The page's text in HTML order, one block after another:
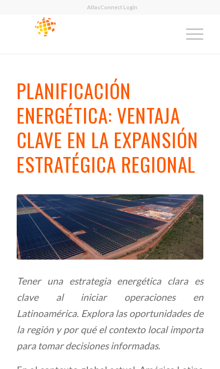
AtlasConnect Login
PLANIFICACIÓN
ENERGÉTICA: VENTAJA
CLAVE EN LA EXPANSIÓN
ESTRATÉGICA REGIONAL
Tener una estrategia energética clara es
clave al iniciar operaciones en
Latinoamérica. Explora las oportunidades de
la región y por qué el contexto local importa
para tomar decisiones informadas.